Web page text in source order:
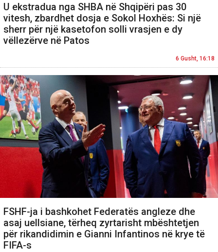
U ekstradua nga SHBA në Shqipëri pas 30
vitesh, zbardhet dosja e Sokol Hoxhës: Si një
sherr për një kasetofon solli vrasjen e dy
vëllezërve në Patos
6 Gusht, 16:18
FSHF-ja i bashkohet Federatës angleze dhe
asaj uellsiane, tërheq zyrtarisht mbështetjen
për rikandidimin e Gianni Infantinos në krye të
FIFA-s